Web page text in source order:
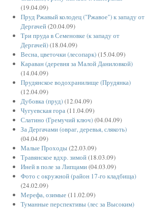
(19.04.09)
Пруд Ржавый колодец ("Ржавое") к западу от
Дергачей(20.04.09)
Три пруда в Семеновке (к западу от
Дергачей)(18.04.09)
Весна, цветочки (лесопарк)(15.04.09)
Караван (деревня за Малой Даниловкой)
(14.04.09)
Прудянское водохранилище (Прудянка)
(12.04.09)
Дубовка (пруд)(12.04.09)
Чугуевская гора(11.04.09)
Слатино (Гремучий ключ)(04.04.09)
За Дергачами (овраг, деревья, слякоть)
(04.04.09)
Малые Проходы(22.03.09)
Травянское вдхр. зимой(18.03.09)
Иней в поле за Липцами(04.03.09)
Фото с окружной (район 17-го кладбища)
(24.02.09)
Мерефа, озимые(11.02.09)
Туманные перспективы (лес за Высоким)